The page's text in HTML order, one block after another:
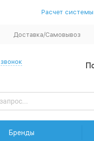
Расчет
Доставка/Самовывоз
Бренды